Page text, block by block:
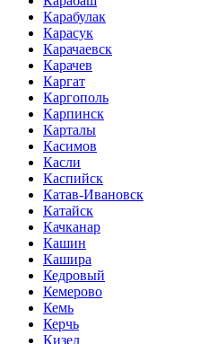
Карабулак
Карасук
Карачаевск
Карачев
Каргат
Каргополь
Карпинск
Карталы
Касимов
Касли
Каспийск
Катав-Ивановск
Катайск
Качканар
Кашин
Кашира
Кедровый
Кемерово
Кемь
Керчь
Кизел